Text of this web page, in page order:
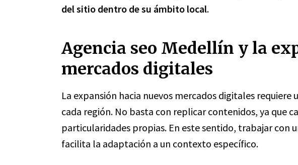
del sitio dentro de su ámbito local.
Agencia seo Medellín y la
mercados digitales
La expansión hacia nuevos mercados digitales requiere
cada región. No basta con replicar contenidos, ya que
particularidades propias. En este sentido, trabajar con
facilita la adaptación a un contexto específico.